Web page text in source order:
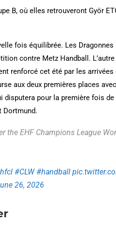
B, où elles retrouveront Györ
fois équilibrée. Les
contre Metz Handball.
renforcé cet été par les arrivées
aux deux premières places
disputera pour la première fois
Dortmund.
the EHF Champions League
#CLW #handball
26, 2026